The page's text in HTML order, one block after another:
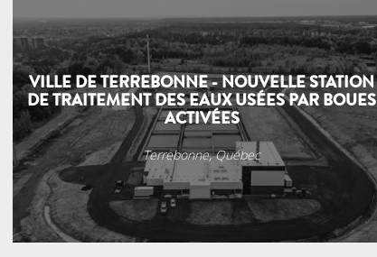
VILLE DE TERREBONNE - NOUVELLE STATION
DE TRAITEMENT DES EAUX USÉES PAR BOUES
ACTIVÉES
Terrebonne, Québec